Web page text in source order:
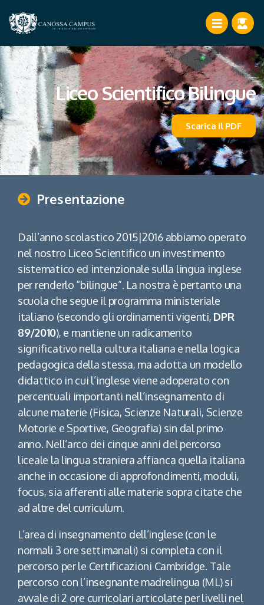
Liceo Scientifico Bilingue
Scarica il PDF
Presentazione
Dall’anno scolastico 2015|2016 abbiamo operato
nel nostro Liceo Scientifico un investimento
sistematico ed intenzionale sulla lingua inglese
per renderlo “bilingue”. La nostra è pertanto una
scuola che segue il programma ministeriale
italiano (secondo gli ordinamenti vigenti, DPR
89/2010), e mantiene un radicamento
significativo nella cultura italiana e nella logica
pedagogica della stessa, ma adotta un modello
didattico in cui l’inglese viene adoperato con
percentuali importanti nell’insegnamento di
alcune materie (Fisica, Scienze Naturali, Scienze
Motorie e Sportive, Geografia) sin dal primo
anno. Nell’arco dei cinque anni del percorso
liceale la lingua straniera affianca quella italiana
anche in occasione di approfondimenti, moduli,
focus, sia afferenti alle materie sopra citate che
ad altre del curriculum.
L’area di insegnamento dell’inglese (con le
normali 3 ore settimanali) si completa con il
percorso per le Certificazioni Cambridge. Tale
percorso con l’insegnante madrelingua (ML) si
avvale di 2 ore curricolari articolate per livelli nel